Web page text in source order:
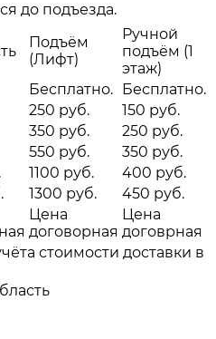
до подъезда.
Подъём
(Лифт)
Ручной
подъём (1
этаж)
Бесплатно.
Бесплатно.
250 руб.
150 руб.
350 руб.
250 руб.
550 руб.
350 руб.
1100 руб.
400 руб.
1300 руб.
450 руб.
Цена
договорная
Цена
договрная
стоимости доставки в